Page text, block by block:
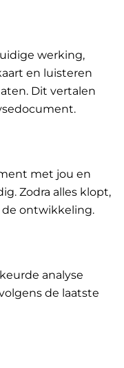
werking,
en luisteren
Dit vertalen
met jou en
Zodra alles klopt,
ontwikkeling.
analyse
de laatste